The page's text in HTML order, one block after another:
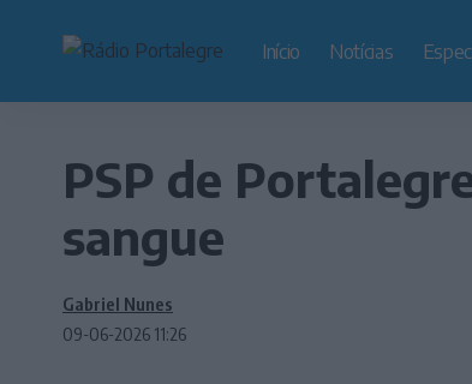
Início Notícias
PSP de
sangue
09-06-2026 11:26
Gabriel Nunes